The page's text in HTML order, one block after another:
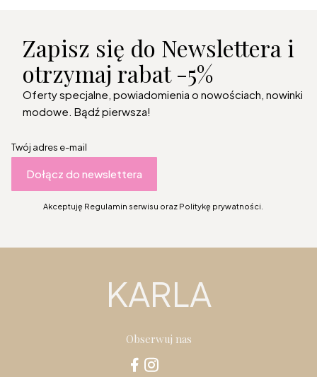
Zapisz się do Newslettera i
otrzymaj rabat -5%
Oferty specjalne, powiadomienia o nowościach, nowinki
modowe. Bądź pierwsza!
Twój adres e-mail
Dołącz do newslettera
Akceptuję Regulamin serwisu oraz Politykę prywatności.
KARLA
Obserwuj nas